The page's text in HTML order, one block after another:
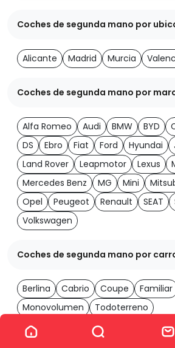
Ver los 2060 coches
Coches de segunda mano por
Alicante Madrid Murcia
Coches de segunda mano por
Alfa Romeo Audi BMW BYD
DS
Ebro Fiat Ford Hyundai
Land Rover
Leapmotor Lexus
Mercedes Benz
MG Mini
Opel
Peugeot Renault SEAT
Volkswagen
Coches de segunda mano por
Berlina Cabrio Coupe Familiar
Monovolumen
Todoterreno
Coches de segunda mano por